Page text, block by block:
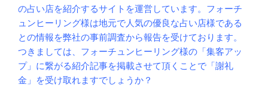
の占い店を紹介するサイトを運営しています。フォーチ
ュンヒーリング様は地元で人気の優良な占い店様である
との情報を弊社の事前調査から報告を受けております。
つきましては、フォーチュンヒーリング様の「集客アッ
プ」に繋がる紹介記事を掲載させて頂くことで「謝礼
金」を受け取れますでしょうか？